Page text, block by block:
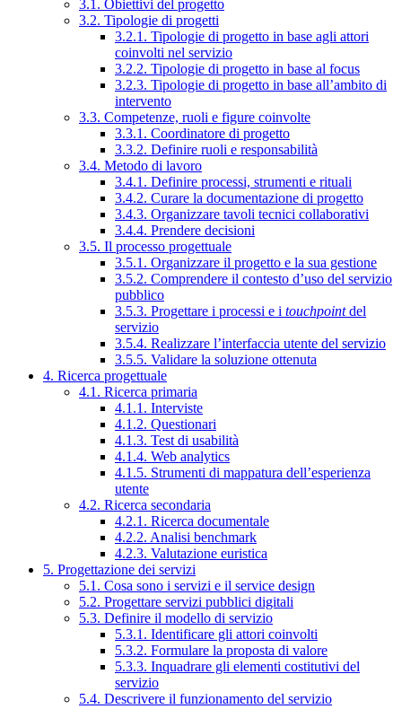
3.1. Obiettivi del progetto
3.2. Tipologie di progetti
3.2.1. Tipologie di progetto in base agli attori
coinvolti nel servizio
3.2.2. Tipologie di progetto in base al focus
3.2.3. Tipologie di progetto in base all’ambito di
intervento
3.3. Competenze, ruoli e figure coinvolte
3.3.1. Coordinatore di progetto
3.3.2. Definire ruoli e responsabilità
3.4. Metodo di lavoro
3.4.1. Definire processi, strumenti e rituali
3.4.2. Curare la documentazione di progetto
3.4.3. Organizzare tavoli tecnici collaborativi
3.4.4. Prendere decisioni
3.5. Il processo progettuale
3.5.1. Organizzare il progetto e la sua gestione
3.5.2. Comprendere il contesto d’uso del servizio
pubblico
3.5.3. Progettare i processi e i touchpointdel
servizio
3.5.4. Realizzare l’interfaccia utente del servizio
3.5.5. Validare la soluzione ottenuta
4. Ricerca progettuale
4.1. Ricerca primaria
4.1.1. Interviste
4.1.2. Questionari
4.1.3. Test di usabilità
4.1.4. Web analytics
4.1.5. Strumenti di mappatura dell’esperienza
utente
4.2. Ricerca secondaria
4.2.1. Ricerca documentale
4.2.2. Analisi benchmark
4.2.3. Valutazione euristica
5. Progettazione dei servizi
5.1. Cosa sono i servizi e il service design
5.2. Progettare servizi pubblici digitali
5.3. Definire il modello di servizio
5.3.1. Identificare gli attori coinvolti
5.3.2. Formulare la proposta di valore
5.3.3. Inquadrare gli elementi costitutivi del
servizio
5.4. Descrivere il funzionamento del servizio